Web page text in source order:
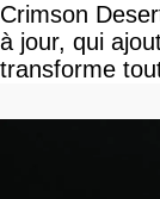
Crimson
à jour, qui
transforme